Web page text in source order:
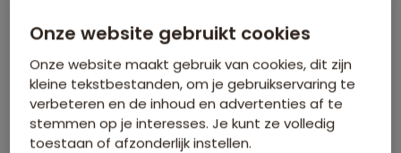
26 dagen
vanaf 5.989 p.p.
Bekijk reis
Bijkomende kosten €26,25 p.p. op basis van 2 personen
Onze website gebruikt cookies
Onze website maakt gebruik van cookies, dit zijn
kleine tekstbestanden, om je gebruikservaring te
verbeteren en de inhoud en advertenties af te
stemmen op je interesses. Je kunt ze volledig
toestaan of afzonderlijk instellen.